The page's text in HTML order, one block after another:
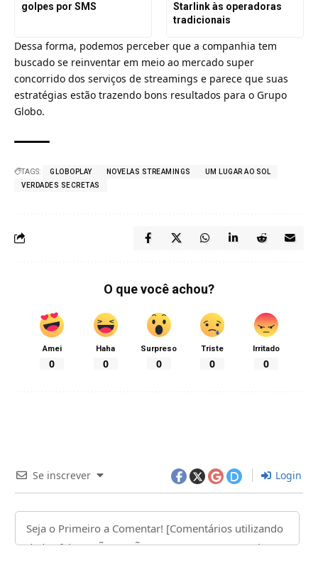
golpes por SMS
Starlink às operadoras
tradicionais
Dessa forma, podemos perceber que a companhia tem
buscado se reinventar em meio ao mercado super
concorrido dos serviços de streamings e parece que suas
estratégias estão trazendo bons resultados para o Grupo
Globo.
TAGS: GLOBOPLAY NOVELAS STREAMINGS
UM LUGAR AO SOL
VERDADES SECRETAS
O que você achou?
Amei
0
Haha
0
Surpreso
0
Triste
0
Irritado
0
Se inscrever Login